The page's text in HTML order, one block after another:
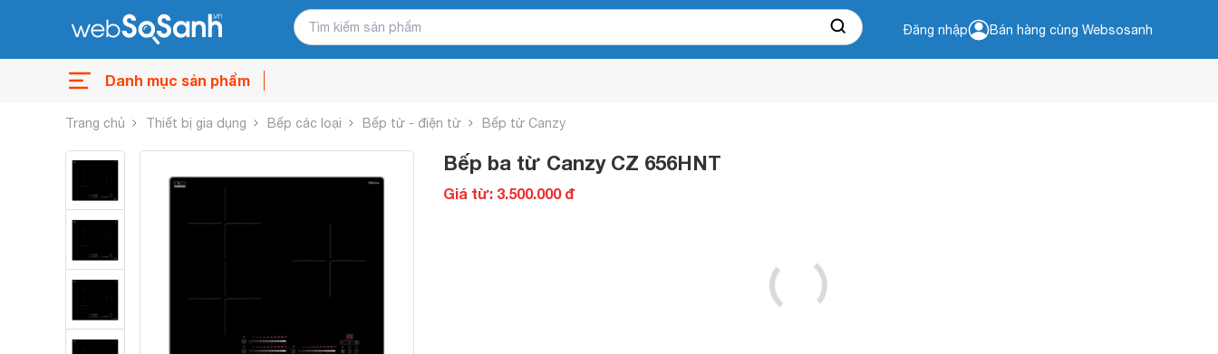
Đăng nhập Bán hàng cùng Websosanh
Danh mục sản phẩm
Trang chủ Thiết bị gia dụng Bếp các loại Bếp từ - điện từ Bếp từ Canzy
Bếp ba từ Canzy CZ 656HNT
Giá từ: 3.500.000 đ